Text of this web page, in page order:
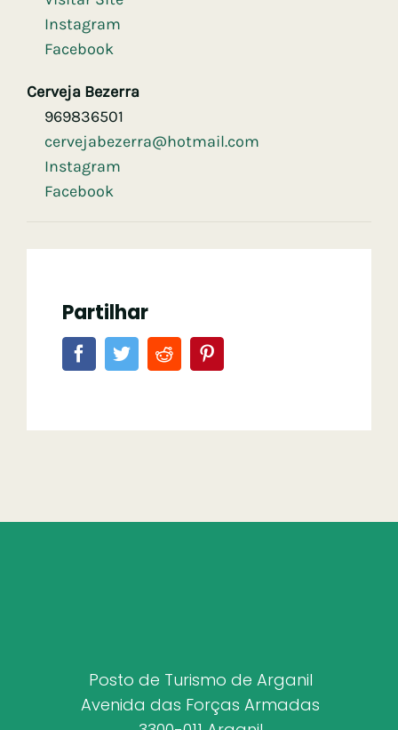
Instagram
Facebook
Cerveja Bezerra
969836501
cervejabezerra@hotmail.com
Instagram
Facebook
Partilhar
Posto de Turismo de Arganil
Avenida das Forças Armadas